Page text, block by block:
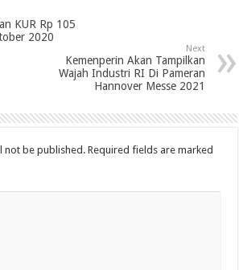
KUR Rp 105
2020
Next
Kemenperin Akan Tampilkan
Wajah Industri RI Di Pameran
Hannover Messe 2021
not be published. Required fields are marked